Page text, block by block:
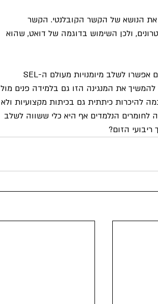
את הנושא של הקשר הקובלנטי. הקשר
ולכן השימוש בדוגמה של דואט, שהוא
להמשיך את המנגינה הזו גם בלמידה פנים מול
להיכרות כיתתית גם בכיתות מקצועיות ולא
לחומרים הנלמדים אף היא כלי ששווה לשלב
הזום?